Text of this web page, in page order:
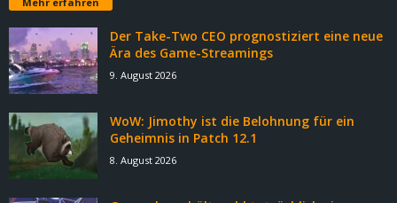
Der Take-Two CEO prognostiziert eine neue
Ära des Game-Streamings
9. August 2026
WoW: Jimothy ist die Belohnung für ein
Geheimnis in Patch 12.1
8. August 2026